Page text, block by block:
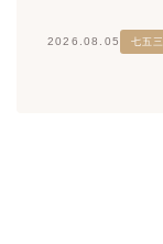
2026.08.05 七五三